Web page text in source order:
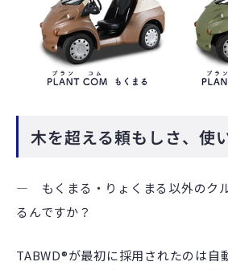
木を超える頼もしさ、使
― もくまる・りょくまる以外のク
るんですか？
TABWD®が最初に採用されたのは自